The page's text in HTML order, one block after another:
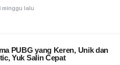
minggu lalu
PUBG yang Keren, Unik dan
Yuk Salin Cepat